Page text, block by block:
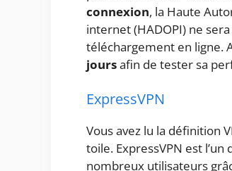
connexion, la Haute
internet (HADOPI) ne
téléchargement en ligne.
joursafin de tester sa
ExpressVPN
Vous avez lu la définition
toile. ExpressVPN est
nombreux utilisateurs